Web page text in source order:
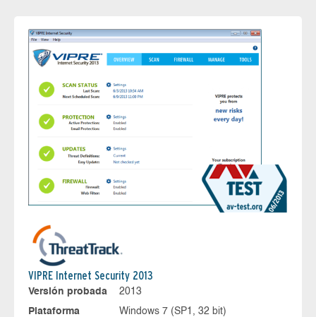
VIPRE Internet Security 2013
Versión probada
2013
Plataforma
Windows 7 (SP1, 32 bit)